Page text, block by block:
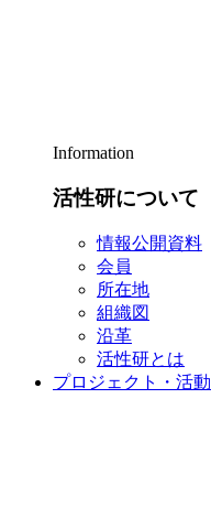
Information
活性研について
情報公開資料
会員
所在地
組織図
沿革
活性研とは
プロジェクト・活動